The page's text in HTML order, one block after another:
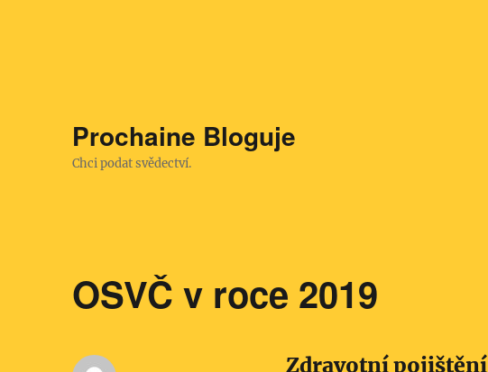
Prochaine Bloguje
Chci podat svědectví.
OSVČ v roce 2019
Zdravotní pojištění